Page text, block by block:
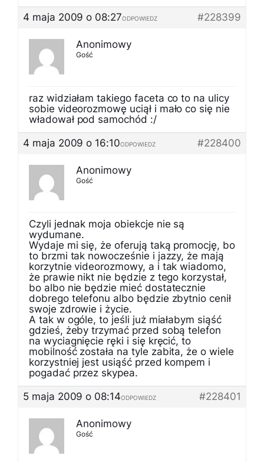
4 maja 2009 o 08:27
#228399
ODPOWIEDZ
Anonimowy
Gość
raz widziałam takiego faceta co to na ulicy
sobie videorozmowę uciął i mało co się nie
władował pod samochód :/
4 maja 2009 o 16:10
#228400
ODPOWIEDZ
Anonimowy
Gość
Czyli jednak moja obiekcje nie są
wydumane.
Wydaje mi się, że oferują taką promocję, bo
to brzmi tak nowocześnie i jazzy, że mają
korzytnie videorozmowy, a i tak wiadomo,
że prawie nikt nie będzie z tego korzystał,
bo albo nie będzie mieć dostatecznie
dobrego telefonu albo będzie zbytnio cenił
swoje zdrowie i życie.
A tak w ogóle, to jeśli już miałabym siąść
gdzieś, żeby trzymać przed sobą telefon
na wyciagnięcie ręki i się kręcić, to
mobilność została na tyle zabita, że o wiele
korzystniej jest usiąść przed kompem i
pogadać przez skypea.
5 maja 2009 o 08:14
#228401
ODPOWIEDZ
Anonimowy
Gość